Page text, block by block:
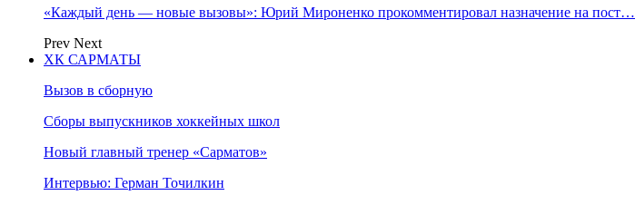
«Каждый день — новые вызовы»: Юрий Мироненко прокомментировал назначение на пост…
Prev Next
ХК САРМАТЫ
Вызов в сборную
Сборы выпускников хоккейных школ
Новый главный тренер «Сарматов»
Интервью: Герман Точилкин